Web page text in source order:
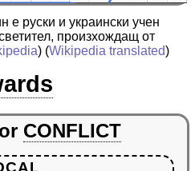
е руски и украински учен
произхождащ от
) (Wikipedia translated)
CONFLICT